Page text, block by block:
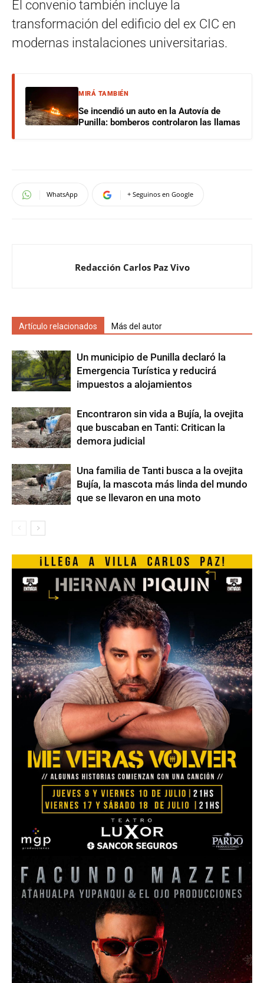
El convenio también incluye la
transformación del edificio del ex CIC en
modernas instalaciones universitarias.
MIRÁ TAMBIÉN
Se incendió un auto en la Autovía de
Punilla: bomberos controlaron las llamas
WhatsApp + Seguinos en Google
Redacción Carlos Paz Vivo
Artículo relacionados Más del autor
Un municipio de Punilla declaró la
Emergencia Turística y reducirá
impuestos a alojamientos
Encontraron sin vida a Bujía, la ovejita
que buscaban en Tanti: Critican la
demora judicial
Una familia de Tanti busca a la ovejita
Bujía, la mascota más linda del mundo
que se llevaron en una moto